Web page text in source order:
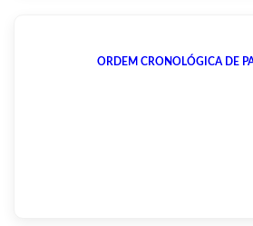
ORDEM CRONOLÓGICA DE